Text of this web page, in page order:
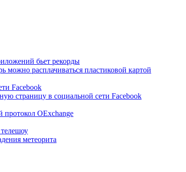
бьет рекорды
можно расплачиваться пластиковой картой
Facebook
страницу в социальной сети Facebook
протокол OExchange
метеорита